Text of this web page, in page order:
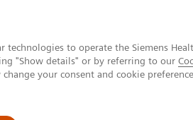
to operate the Siemens
"Show details" or by referring to our
your consent and cookie